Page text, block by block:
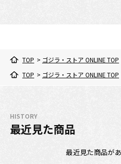
TOP > ゴジラ・ストア ONLINE TOP
TOP > ゴジラ・ストア ONLINE TOP
HISTORY
最近見た商品
最近見た商品が